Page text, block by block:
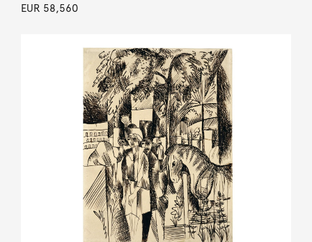
EUR 58,560